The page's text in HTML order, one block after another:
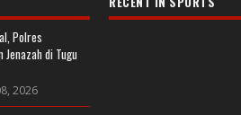
Polres
Jenazah di Tugu
2026